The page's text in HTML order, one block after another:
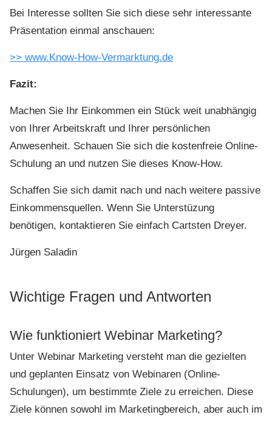
Bei Interesse sollten Sie sich diese sehr interessante
Präsentation einmal anschauen:
>> www.Know-How-Vermarktung.de
Fazit:
Machen Sie Ihr Einkommen ein Stück weit unabhängig
von Ihrer Arbeitskraft und Ihrer persönlichen
Anwesenheit. Schauen Sie sich die kostenfreie Online-
Schulung an und nutzen Sie dieses Know-How.
Schaffen Sie sich damit nach und nach weitere passive
Einkommensquellen. Wenn Sie Unterstüzung
benötigen, kontaktieren Sie einfach Cartsten Dreyer.
Jürgen Saladin
Wichtige Fragen und Antworten
Wie funktioniert Webinar Marketing?
Unter Webinar Marketing versteht man die gezielten
und geplanten Einsatz von Webinaren (Online-
Schulungen), um bestimmte Ziele zu erreichen. Diese
Ziele können sowohl im Marketingbereich, aber auch im